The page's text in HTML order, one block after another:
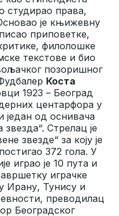
студирао права,
је књижевну
приповетке,
филолошке
текстове и био
позоришног
Коста
1923 – Београд
центарфора у
један од оснивача
Стрелац је
звезде“ за коју је
372 гола. У
играо је 10 пута и
играчке
Ирану, Тунису и
преводилац
Београдског